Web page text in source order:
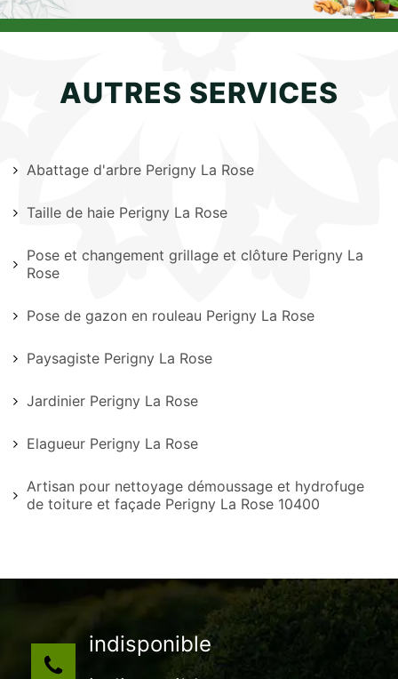
AUTRES SERVICES
Abattage d'arbre Perigny La Rose
Taille de haie Perigny La Rose
Pose et changement grillage et clôture Perigny La
Rose
Pose de gazon en rouleau Perigny La Rose
Paysagiste Perigny La Rose
Jardinier Perigny La Rose
Elagueur Perigny La Rose
Artisan pour nettoyage démoussage et hydrofuge
de toiture et façade Perigny La Rose 10400
indisponible